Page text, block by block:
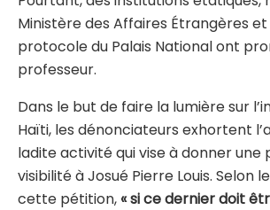
Ministère des Affaires Étrangères
protocole du Palais National ont
professeur.
Dans le but de faire la lumière sur
Haïti, les dénonciateurs exhortent
ladite activité qui vise à donner une
visibilité à Josué Pierre Louis. Selon
cette pétition,« si ce dernier doit